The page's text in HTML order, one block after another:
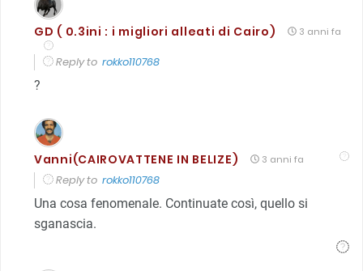
GD ( 0.3ini : i migliori alleati di Cairo) 3 anni fa
Reply to rokko110768
?
Vanni(CAIROVATTENE IN BELIZE) 3 anni fa
Reply to rokko110768
Una cosa fenomenale. Continuate così, quello si
sganascia.